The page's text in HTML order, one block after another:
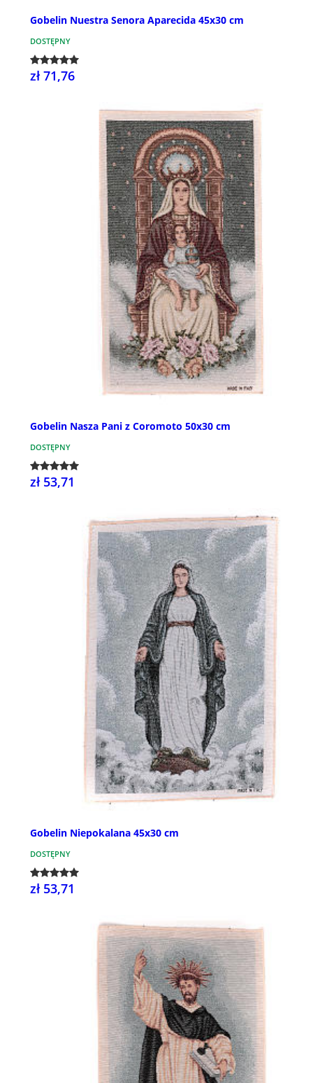
Gobelin Nuestra Senora Aparecida 45x30 cm
DOSTĘPNY
zł 71,76
Gobelin Nasza Pani z Coromoto 50x30 cm
DOSTĘPNY
zł 53,71
Gobelin Niepokalana 45x30 cm
DOSTĘPNY
zł 53,71